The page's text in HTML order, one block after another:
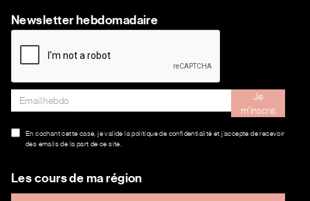
Newsletter hebdomadaire
Je
m'inscris
En cochant cette case, je valide la politique de confidentialité et j’accepte de recevoir
des emails de la part de ce site.
Les cours de ma région